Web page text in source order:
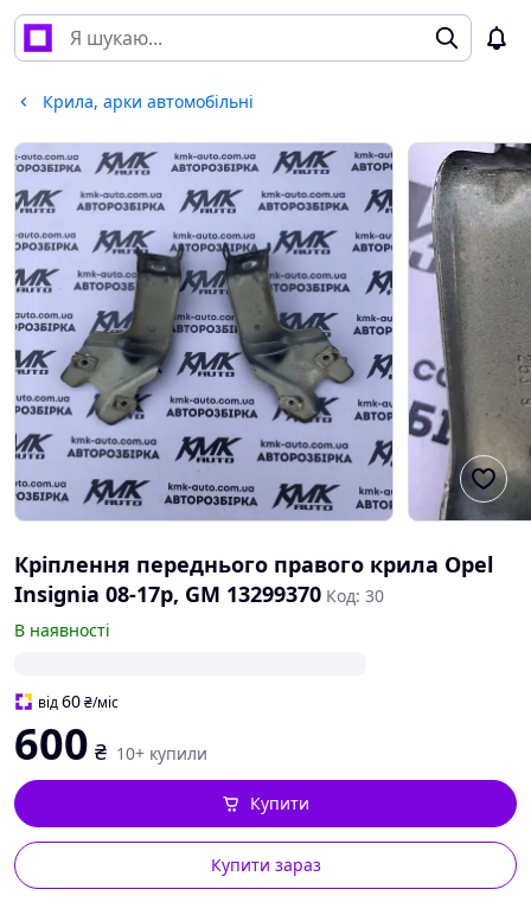
Крила, арки автомобільні
Кріплення переднього правого крила Opel
Insignia 08-17р, GM 13299370 Код: 30
В наявності
від60₴/міс
600 ₴ 10+ купили
Купити зараз
Купити